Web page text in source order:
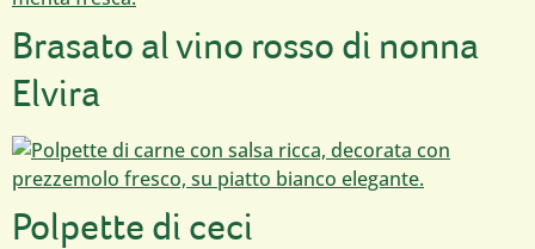
Brasato al vino rosso di nonna
Elvira
Polpette di ceci